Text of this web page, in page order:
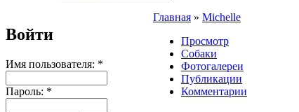
Войти
Имя пользователя: *
Пароль: *
Главная » Michelle
Просмотр
Собаки
Фотогалереи
Публикации
Комментарии